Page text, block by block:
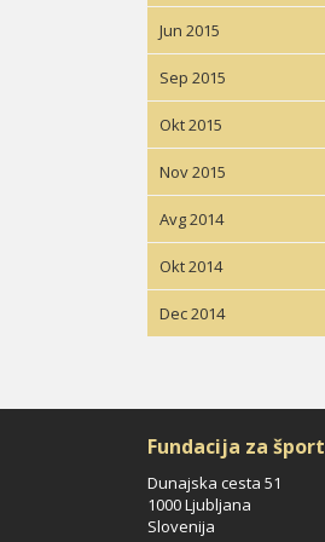
Jun 2015
Sep 2015
Okt 2015
Nov 2015
Avg 2014
Okt 2014
Dec 2014
Fundacija za šport
Dunajska cesta 51
1000 Ljubljana
Slovenija